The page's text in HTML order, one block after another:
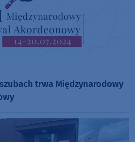
trwa Międzynarodowy